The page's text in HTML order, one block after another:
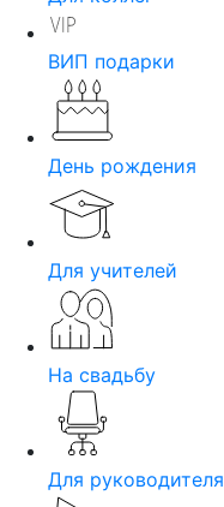
ВИП подарки
День рождения
Для учителей
На свадьбу
Для руководителя